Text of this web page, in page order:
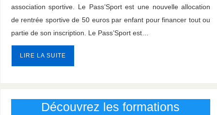
association sportive. Le Pass’Sport est une nouvelle allocation
de rentrée sportive de 50 euros par enfant pour financer tout ou
partie de son inscription. Le Pass’Sport est…
LIRE LA SUITE
Découvrez les formations